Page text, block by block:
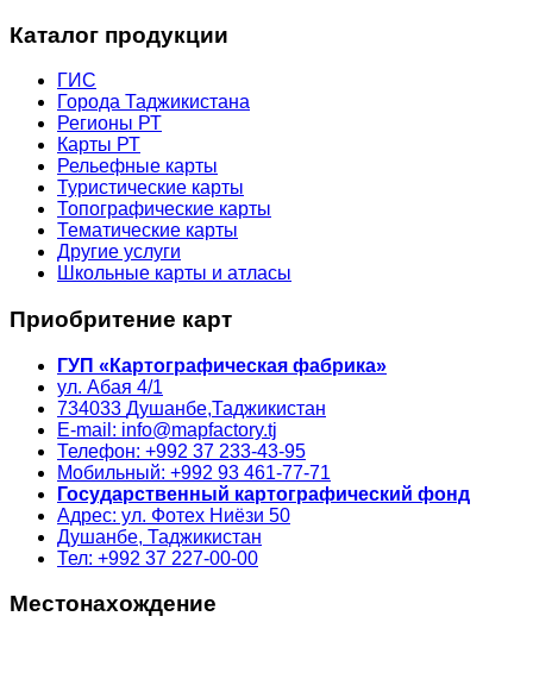
Каталог продукции
ГИС
Города Таджикистана
Регионы РТ
Карты РТ
Рельефные карты
Туристические карты
Топографические карты
Тематические карты
Другие услуги
Школьные карты и атласы
Приобритение карт
ГУП «Картографическая фабрика»
ул. Абая 4/1
734033 Душанбе,Таджикистан
E-mail: info@mapfactory.tj
Телефон: +992 37 233-43-95
Мобильный: +992 93 461-77-71
Государственный картографический фонд
Адрес: ул. Фотех Ниёзи 50
Душанбе, Таджикистан
Тел: +992 37 227-00-00
Местонахождение